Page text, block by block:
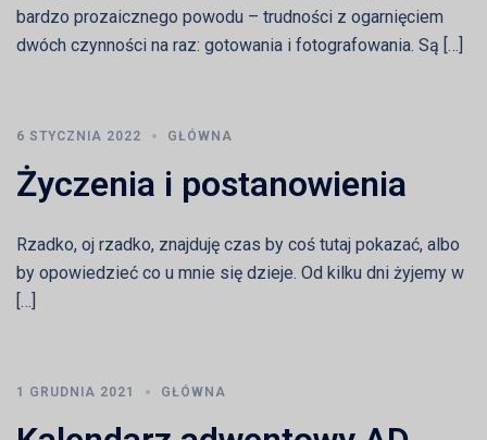
bardzo prozaicznego powodu – trudności z ogarnięciem
dwóch czynności na raz: gotowania i fotografowania. Są […]
6 STYCZNIA 2022 GŁÓWNA
Życzenia i postanowienia
Rzadko, oj rzadko, znajduję czas by coś tutaj pokazać, albo
by opowiedzieć co u mnie się dzieje. Od kilku dni żyjemy w
[…]
1 GRUDNIA 2021 GŁÓWNA